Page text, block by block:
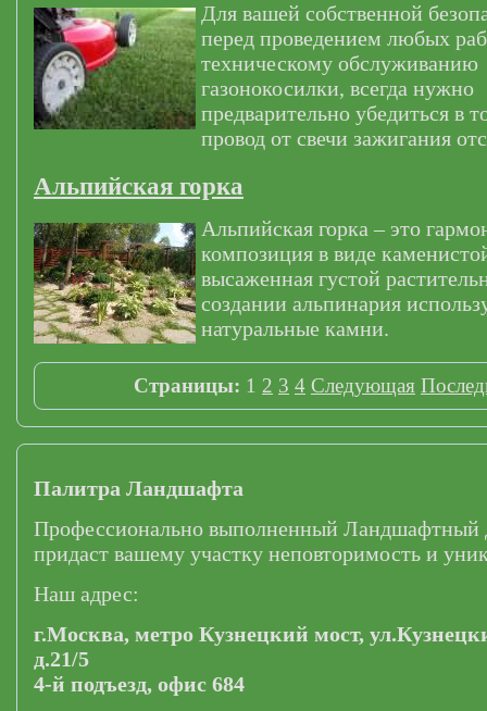
Для вашей собственной
перед проведением любых
техническому обслуживанию
газонокосилки, всегда нужно
предварительно убедиться в
провод от свечи зажигания
Альпийская горка
Альпийская горка – это
композиция в виде
высаженная густой
создании альпинария
натуральные камни.
Страницы: 1 2 3 4 Следующая
Палитра Ландшафта
Профессионально выполненный Ландшафтный
придаст вашему участку неповторимость и
Наш адрес:
г.Москва, метро Кузнецкий мост,
д.21/5
4-й подъезд, офис 684